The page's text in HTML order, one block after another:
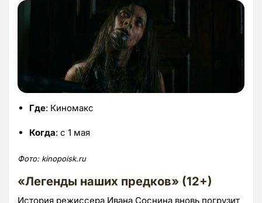
Где: Киномакс
Когда: с 1 мая
Фото: kinopoisk.ru
«Легенды наших предков» (12+)
История режиссера Ивана Соснина вновь погрузит